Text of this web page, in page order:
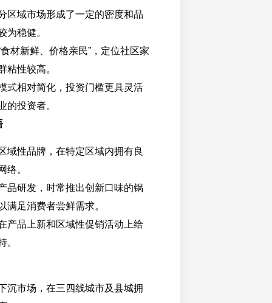
区域市场形成了一定的密度和品
为稳健。
材新鲜、价格亲民”，定位社区家
粘性较高。
式相对简化，投资门槛更具灵活
的投资者。
域性品牌，在特定区域内拥有良
络。
品研发，时常推出创新口味的锅
满足消费者尝鲜需求。
产品上新和区域性促销活动上给
。
沉市场，在三四线城市及县城拥